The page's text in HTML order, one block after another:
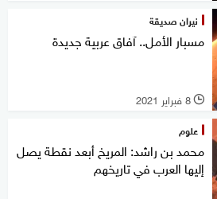
نيران صديقة
مسبار الأمل.. آفاق عربية جديدة
l 8 فبراير 2021
علوم
محمد بن راشد: المريخ أبعد نقطة يصل
إليها العرب في تاريخهم